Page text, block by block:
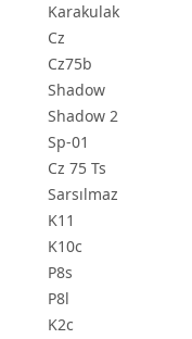
Karakulak
Cz
Cz75b
Shadow
Shadow 2
Sp-01
Cz 75 Ts
Sarsılmaz
K11
K10c
P8s
P8l
K2c